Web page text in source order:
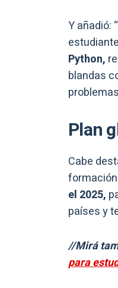
Y añadió:
Python,
blandas
Plan
Cabe
el 2025,
países y
//Mirá
para